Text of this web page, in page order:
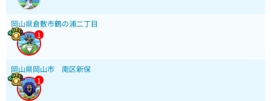
岡山県倉敷市鶴の浦二丁目
1
岡山県岡山市 南区新保
1